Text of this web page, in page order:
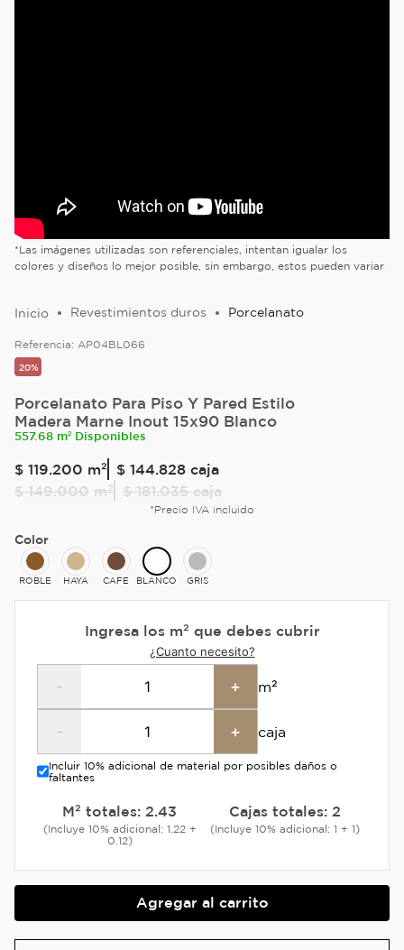
*Las imágenes utilizadas son referenciales, intentan igualar los
colores y diseños lo mejor posible, sin embargo, estos pueden variar
Revestimientos duros Porcelanato
Referencia: AP04BL066
20%
Porcelanato Para Piso Y Pared Estilo
Madera Marne Inout 15x90 Blanco
557.68 m² Disponibles
$ 119.200 m² $ 144.828 caja
$ 149.000 m² $ 181.035caja
*Precio IVA incluido
Color
ROBLE HAYA CAFE BLANCO GRIS
Ingresa los m² que debes cubrir
¿Cuanto necesito?
- + m²
- + caja
Incluir 10% adicional de material por posibles daños o
faltantes
M² totales: 2.43
(Incluye 10% adicional: 1.22 +
0.12)
Cajas totales: 2
(Incluye 10% adicional: 1 + 1)
Agregar al carrito